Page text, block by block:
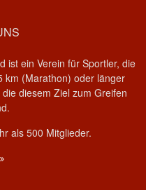
ist ein Verein für Sportler, die
km (Marathon) oder länger
diesem Ziel zum Greifen
als 500 Mitglieder.